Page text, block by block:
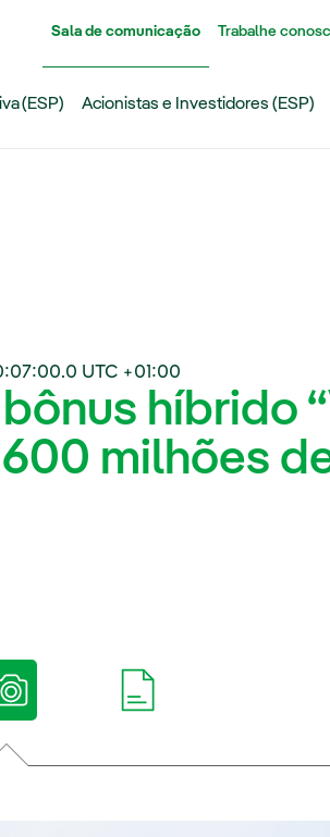
Sala de comunicação Trabalhe
(ESP) Acionistas e Investidores (ESP)
UTC +01:00
híbrido
milhões